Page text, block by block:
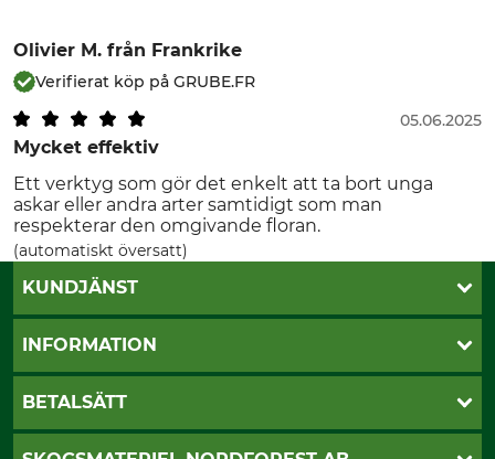
Olivier M. från Frankrike
Verifierat köp på GRUBE.FR
Mycket effektiv
05.06.2025
Ett verktyg som gör det enkelt att ta bort unga
askar eller andra arter samtidigt som man
respekterar den omgivande floran.
(automatiskt översatt)
KUNDJÄNST
Öppettider
Vanliga frågor
INFORMATION
Butik Vansbro
BETALSÄTT
Klarna